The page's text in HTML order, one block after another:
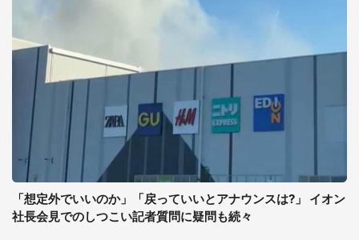
「想定外でいいのか」「戻っていいとアナウンスは?」 イオン
社長会見でのしつこい記者質問に疑問も続々